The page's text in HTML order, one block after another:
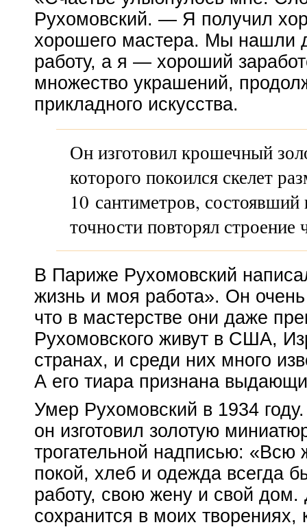
Рухомовский. — Я получил
хорошего мастера. Мы нашли
работу, а я — хороший
множество украшений,
прикладного искусства.
Он изготовил крошечный
которого покоился скелет
10 сантиметров, состоявший
точности повторял строение
В Париже Рухомовский
жизнь и моя работа». Он
что в мастерстве они даже
Рухомовского живут в США,
странах, и среди них много
А его тиара признана
Умер Рухомовский в 1934
он изготовил золотую
трогательной надписью:
покой, хлеб и одежда
работу, свою жену и свой
сохранится в моих